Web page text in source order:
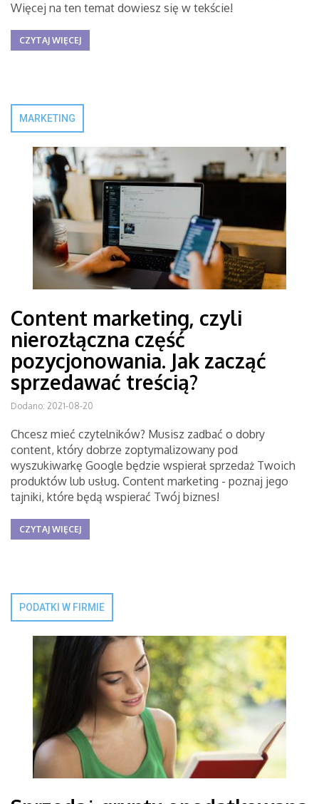
Więcej na ten temat dowiesz się w tekście!
CZYTAJ WIĘCEJ
MARKETING
Content marketing, czyli
nierozłączna część
pozycjonowania. Jak zacząć
sprzedawać treścią?
Dodano: 2021-08-20
Chcesz mieć czytelników? Musisz zadbać o dobry
content, który dobrze zoptymalizowany pod
wyszukiwarkę Google będzie wspierał sprzedaż Twoich
produktów lub usług. Content marketing - poznaj jego
tajniki, które będą wspierać Twój biznes!
CZYTAJ WIĘCEJ
PODATKI W FIRMIE